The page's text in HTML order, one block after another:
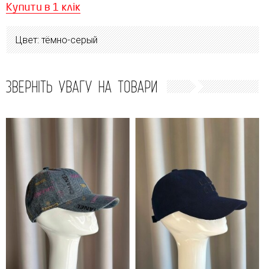
Купити в 1 клік
Цвет: тёмно-серый
ЗВЕРНІТЬ УВАГУ НА ТОВАРИ